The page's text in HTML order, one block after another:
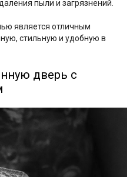
пыли и загрязнений.
является отличным
стильную и удобную в
дверь с